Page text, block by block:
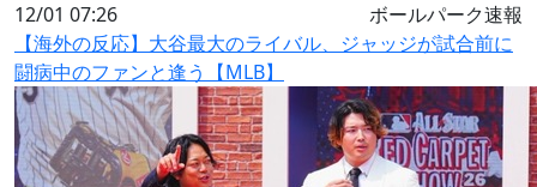
12/01 07:26
ボールパーク速報
【海外の反応】大谷最大のライバル、ジャッジが試合前に
闘病中のファンと逢う【MLB】